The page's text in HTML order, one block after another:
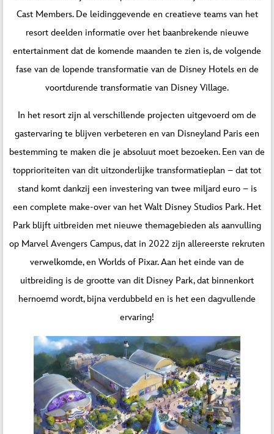
Cast Members. De leidinggevende en creatieve teams van het
resort deelden informatie over het baanbrekende nieuwe
entertainment dat de komende maanden te zien is, de volgende
fase van de lopende transformatie van de Disney Hotels en de
voortdurende transformatie van Disney Village.
In het resort zijn al verschillende projecten uitgevoerd om de
gastervaring te blijven verbeteren en van Disneyland Paris een
bestemming te maken die je absoluut moet bezoeken. Een van de
topprioriteiten van dit uitzonderlijke transformatieplan – dat tot
stand komt dankzij een investering van twee miljard euro – is
een complete make-over van het Walt Disney Studios Park. Het
Park blijft uitbreiden met nieuwe themagebieden als aanvulling
op Marvel Avengers Campus, dat in 2022 zijn allereerste rekruten
verwelkomde, en Worlds of Pixar. Aan het einde van de
uitbreiding is de grootte van dit Disney Park, dat binnenkort
hernoemd wordt, bijna verdubbeld en is het een dagvullende
ervaring!